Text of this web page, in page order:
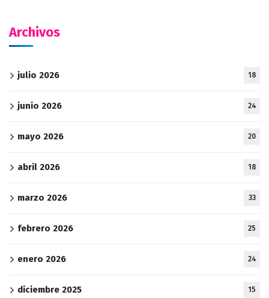
Archivos
julio 2026 18
junio 2026 24
mayo 2026 20
abril 2026 18
marzo 2026 33
febrero 2026 25
enero 2026 24
diciembre 2025 15